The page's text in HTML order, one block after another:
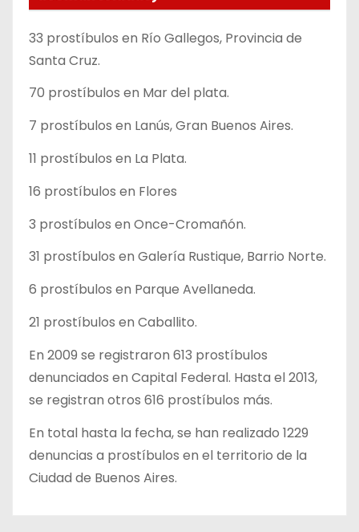
33 prostíbulos en Río Gallegos, Provincia de
Santa Cruz.
70 prostíbulos en Mar del plata.
7 prostíbulos en Lanús, Gran Buenos Aires.
11 prostíbulos en La Plata.
16 prostíbulos en Flores
3 prostíbulos en Once-Cromañón.
31 prostíbulos en Galería Rustique, Barrio Norte.
6 prostíbulos en Parque Avellaneda.
21 prostíbulos en Caballito.
En 2009 se registraron 613 prostíbulos
denunciados en Capital Federal. Hasta el 2013,
se registran otros 616 prostíbulos más.
En total hasta la fecha, se han realizado 1229
denuncias a prostíbulos en el territorio de la
Ciudad de Buenos Aires.